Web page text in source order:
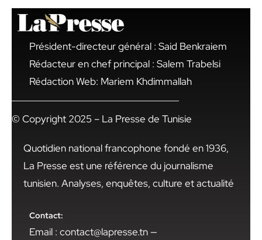
Président-directeur général : Said Benkraiem
Rédacteur en chef principal : Salem Trabelsi
Rédaction Web: Mariem Khdimmallah
© Copyright 2025 – La Presse de Tunisie
Quotidien national francophone fondé en 1936,
La Presse est une référence du journalisme
tunisien. Analyses, enquêtes, culture et actualité
Contact:
Email : contact@lapresse.tn —